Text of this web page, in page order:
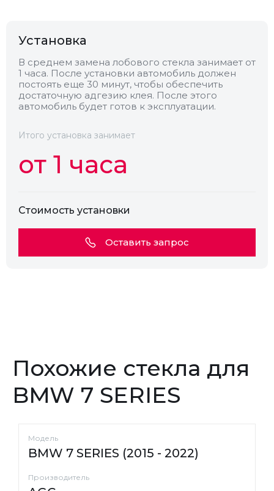
Обогрев
Установка
В среднем замена лобового стекла занимает от
1 часа. После установки автомобиль должен
постоять еще 30 минут, чтобы обеспечить
достаточную адгезию клея. После этого
автомобиль будет готов к эксплуатации.
Итого установка занимает
от 1 часа
Стоимость установки
Оставить запрос
Похожие стекла для
BMW 7 SERIES
Модель
BMW 7 SERIES (2015 - 2022)
Производитель